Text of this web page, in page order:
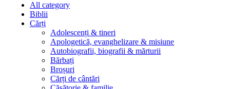
All category
Biblii
Cărți
Adolescenți & tineri
Apologetică, evanghelizare & misiune
Autobiografii, biografii & mărturii
Bărbați
Broșuri
Cărți de cântări